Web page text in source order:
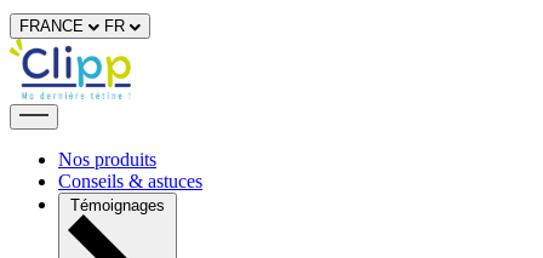
FRANCE FR
Nos produits
Conseils & astuces
Témoignages